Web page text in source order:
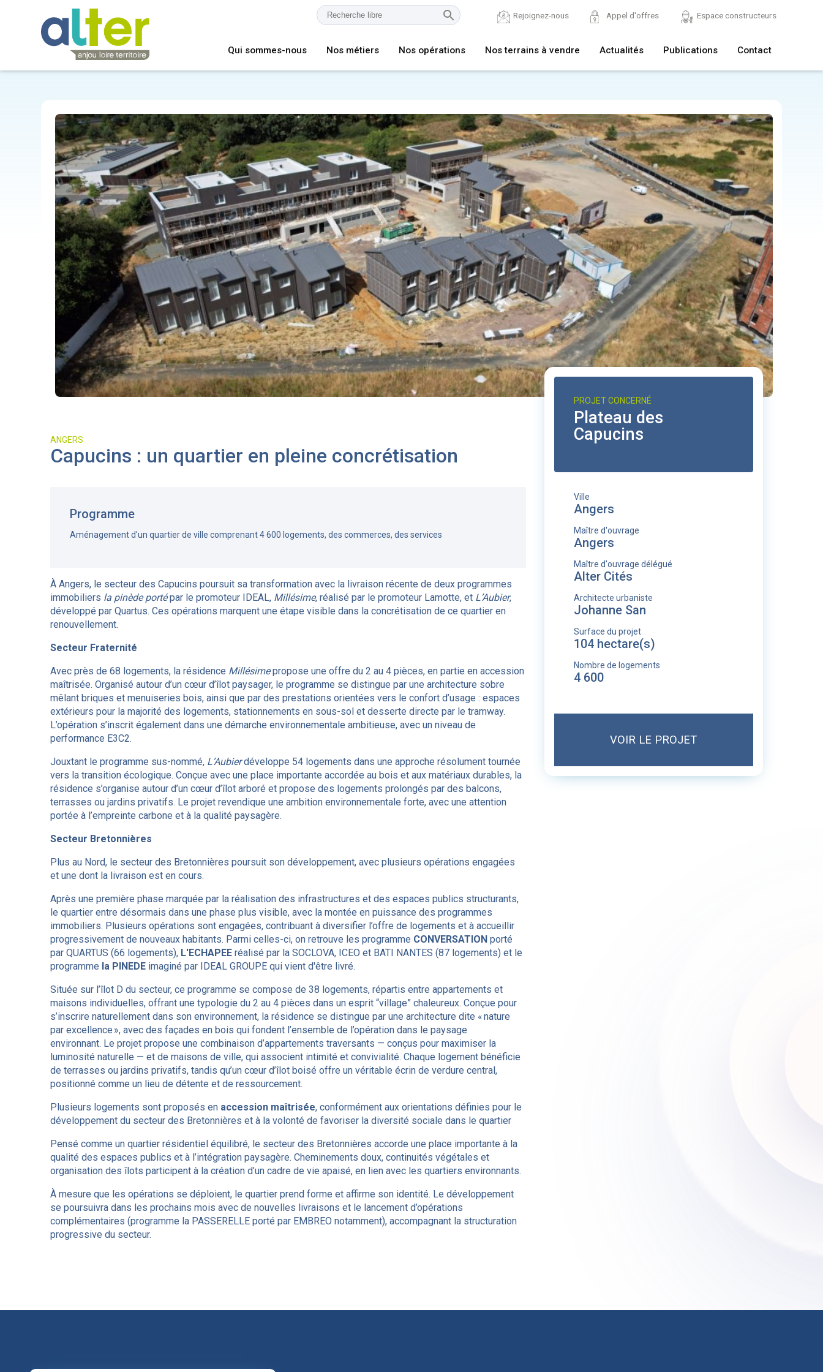
Rejoignez-nous Appel d'offres Espace constructeurs
Qui sommes-nous Nos métiers Nos opérations Nos terrains à vendre Actualités Publications Contact
ANGERS
Capucins : un quartier en pleine concrétisation
Programme
Aménagement d'un quartier de ville comprenant 4 600 logements, des commerces, des services
À Angers, le secteur des Capucins poursuit sa transformation avec la livraison récente de deux programmes
immobiliers la pinède portépar le promoteur IDEAL, Millésime, réalisé par le promoteur Lamotte, et L’Aubier,
développé par Quartus. Ces opérations marquent une étape visible dans la concrétisation de ce quartier en
renouvellement.
Secteur Fraternité
Avec près de 68 logements, la résidence Millésimepropose une offre du 2 au 4 pièces, en partie en accession
maîtrisée. Organisé autour d’un cœur d’îlot paysager, le programme se distingue par une architecture sobre
mêlant briques et menuiseries bois, ainsi que par des prestations orientées vers le confort d’usage : espaces
extérieurs pour la majorité des logements, stationnements en sous-sol et desserte directe par le tramway.
L’opération s’inscrit également dans une démarche environnementale ambitieuse, avec un niveau de
performance E3C2.
Jouxtant le programme sus-nommé, L’Aubierdéveloppe 54 logements dans une approche résolument tournée
vers la transition écologique. Conçue avec une place importante accordée au bois et aux matériaux durables, la
résidence s’organise autour d’un cœur d’îlot arboré et propose des logements prolongés par des balcons,
terrasses ou jardins privatifs. Le projet revendique une ambition environnementale forte, avec une attention
portée à l’empreinte carbone et à la qualité paysagère.
Secteur Bretonnières
Plus au Nord, le secteur des Bretonnières poursuit son développement, avec plusieurs opérations engagées
et une dont la livraison est en cours.
Après une première phase marquée par la réalisation des infrastructures et des espaces publics structurants,
le quartier entre désormais dans une phase plus visible, avec la montée en puissance des programmes
immobiliers. Plusieurs opérations sont engagées, contribuant à diversifier l’offre de logements et à accueillir
progressivement de nouveaux habitants. Parmi celles-ci, on retrouve les programme CONVERSATION porté
par QUARTUS (66 logements), L'ECHAPEE réalisé par la SOCLOVA, ICEO et BATI NANTES (87 logements) et le
programme la PINEDE imaginé par IDEAL GROUPE qui vient d'être livré.
Située sur l’îlot D du secteur, ce programme se compose de 38 logements, répartis entre appartements et
maisons individuelles, offrant une typologie du 2 au 4 pièces dans un esprit “village” chaleureux. Conçue pour
s’inscrire naturellement dans son environnement, la résidence se distingue par une architecture dite « nature
par excellence », avec des façades en bois qui fondent l’ensemble de l’opération dans le paysage
environnant. Le projet propose une combinaison d’appartements traversants — conçus pour maximiser la
luminosité naturelle — et de maisons de ville, qui associent intimité et convivialité. Chaque logement bénéficie
de terrasses ou jardins privatifs, tandis qu’un cœur d’îlot boisé offre un véritable écrin de verdure central,
positionné comme un lieu de détente et de ressourcement.
Plusieurs logements sont proposés en accession maîtrisée, conformément aux orientations définies pour le
développement du secteur des Bretonnières et à la volonté de favoriser la diversité sociale dans le quartier
Pensé comme un quartier résidentiel équilibré, le secteur des Bretonnières accorde une place importante à la
qualité des espaces publics et à l’intégration paysagère. Cheminements doux, continuités végétales et
organisation des îlots participent à la création d’un cadre de vie apaisé, en lien avec les quartiers environnants.
À mesure que les opérations se déploient, le quartier prend forme et affirme son identité. Le développement
se poursuivra dans les prochains mois avec de nouvelles livraisons et le lancement d’opérations
complémentaires (programme la PASSERELLE porté par EMBREO notamment), accompagnant la structuration
progressive du secteur.
PROJET CONCERNÉ
Plateau des
Capucins
Ville
Angers
Maître d'ouvrage
Angers
Maître d'ouvrage délégué
Alter Cités
Architecte urbaniste
Johanne San
Surface du projet
104 hectare(s)
Nombre de logements
4 600
VOIR LE PROJET